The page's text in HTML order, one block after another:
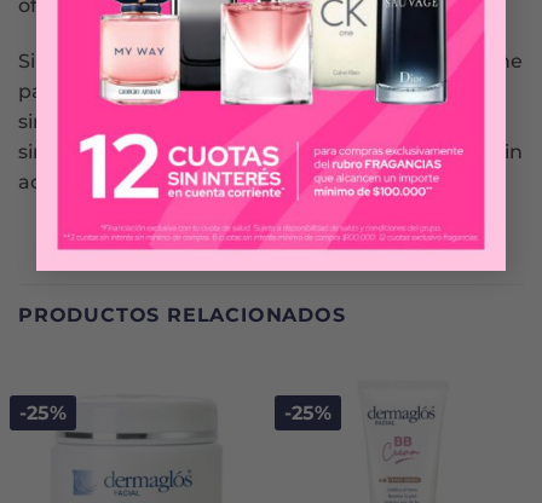
oftalmológicamente – Hipoalergénico
Sin alcohol – no testeado en animales – no contiene
parabenos – sin siliconas cíclicas – sin fragancias
sintéticas – no contiene perfume – sin colorantes
sintéticos – libre de gluten – No comedogénico – sin
aceites minerales – sin ftalatos.
PRODUCTOS RELACIONADOS
-25% -25%